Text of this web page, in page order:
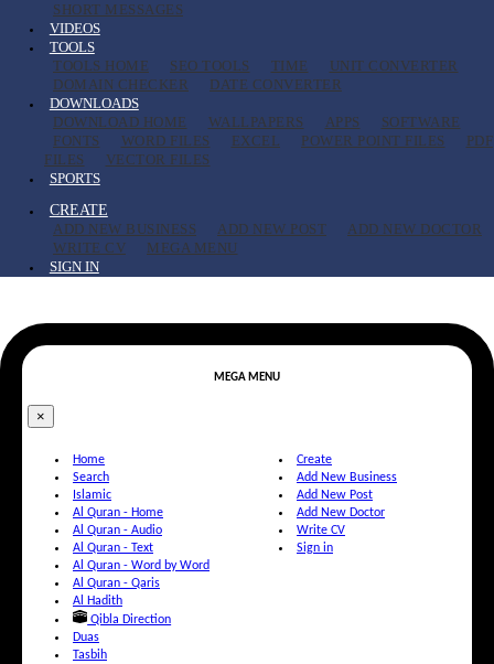
SHORT MESSAGES
VIDEOS
TOOLS
TOOLS HOME
SEO TOOLS TIME
UNIT CONVERTER
DOMAIN CHECKER
DATE CONVERTER
DOWNLOADS
DOWNLOAD HOME
WALLPAPERS APPS
SOFTWARE
FONTS
WORD FILES EXCEL POWER POINT FILES
PDF
FILES
VECTOR FILES
SPORTS
CREATE
ADD NEW BUSINESS
ADD NEW POST
ADD NEW DOCTOR
WRITE CV
MEGA MENU
SIGN IN
MEGA MENU
×
Home
Search
Islamic
Al Quran - Home
Al Quran - Audio
Al Quran - Text
Al Quran - Word by Word
Al Quran - Qaris
Al Hadith
Qibla Direction
Duas
Tasbih
Create
Add New Business
Add New Post
Add New Doctor
Write CV
Sign in